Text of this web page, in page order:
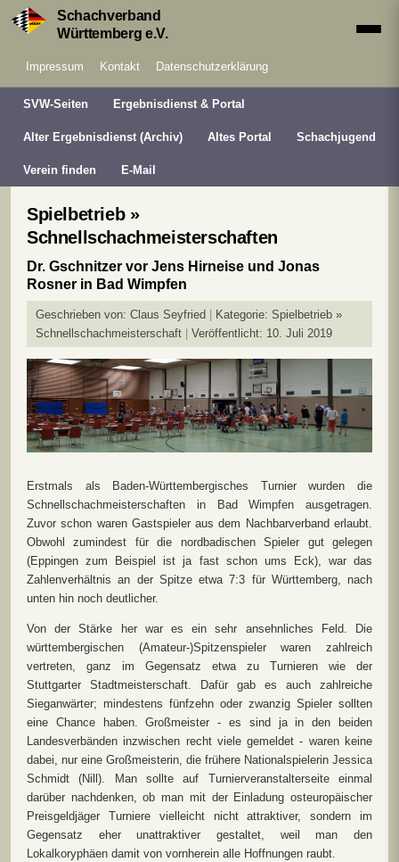
Schachverband
Württemberg e.V.
Impressum Kontakt Datenschutzerklärung
SVW-Seiten Ergebnisdienst & Portal
Alter Ergebnisdienst (Archiv) Altes Portal Schachjugend
Verein finden E-Mail
Spielbetrieb »
Schnellschachmeisterschaften
Dr. Gschnitzer vor Jens Hirneise und Jonas
Rosner in Bad Wimpfen
Geschrieben von: Claus Seyfried Kategorie: Spielbetrieb »
Schnellschachmeisterschaft
Veröffentlicht: 10. Juli 2019
Erstmals als Baden-Württembergisches Turnier wurden die
Schnellschachmeisterschaften in Bad Wimpfen ausgetragen.
Zuvor schon waren Gastspieler aus dem Nachbarverband erlaubt.
Obwohl zumindest für die nordbadischen Spieler gut gelegen
(Eppingen zum Beispiel ist ja fast schon ums Eck), war das
Zahlenverhältnis an der Spitze etwa 7:3 für Württemberg, nach
unten hin noch deutlicher.
Von der Stärke her war es ein sehr ansehnliches Feld. Die
württembergischen (Amateur-)Spitzenspieler waren zahlreich
vertreten, ganz im Gegensatz etwa zu Turnieren wie der
Stuttgarter Stadtmeisterschaft. Dafür gab es auch zahlreiche
Sieganwärter; mindestens fünfzehn oder zwanzig Spieler sollten
eine Chance haben. Großmeister - es sind ja in den beiden
Landesverbänden inzwischen recht viele gemeldet - waren keine
dabei, nur eine Großmeisterin, die frühere Nationalspielerin Jessica
Schmidt (Nill). Man sollte auf Turnierveranstalterseite einmal
darüber nachdenken, ob man mit der Einladung osteuropäischer
Preisgeldjäger Turniere vielleicht nicht attraktiver, sondern im
Gegensatz eher unattraktiver gestaltet, weil man den
Lokalkoryphäen damit von vornherein alle Hoffnungen raubt.